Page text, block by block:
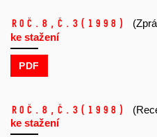
Roč.8, č.3 (1998)
ke stažení
PDF
Roč.8, č.3 (1998)
ke stažení